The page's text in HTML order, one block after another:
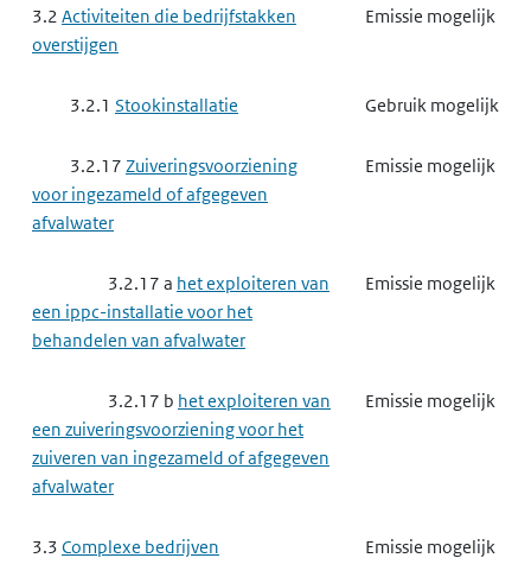
3.2 Activiteiten die bedrijfstakken
overstijgen
Emissie mogelijk
3.2.1 Stookinstallatie Gebruik mogelijk
3.2.17 Zuiveringsvoorziening
voor ingezameld of afgegeven
afvalwater
Emissie mogelijk
3.2.17 a het exploiteren van
een ippc-installatie voor het
behandelen van afvalwater
Emissie mogelijk
3.2.17 b het exploiteren van
een zuiveringsvoorziening voor het
zuiveren van ingezameld of afgegeven
afvalwater
Emissie mogelijk
3.3 Complexe bedrijven Emissie mogelijk